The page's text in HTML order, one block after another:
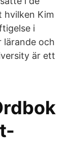
hvilken Kim
i
och
är ett